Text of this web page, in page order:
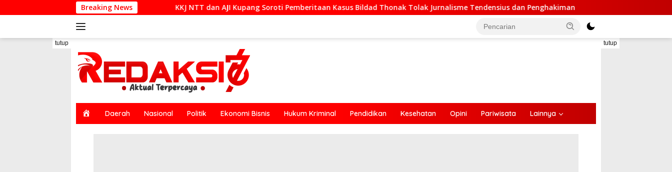
ke
Breaking News
KKJ NTT dan AJI Kupang Soroti Pemberitaan Kasus Bildad Thonak Tolak Jurnalisme Tendensius dan Penghakiman Anggota DPR Melki Mekeng : Pembangunan
tutup tutup
o
Daerah Nasional Politik Ekonomi Bisnis Hukum Kriminal Pendidikan Kesehatan Opini Pariwisata Lainnya